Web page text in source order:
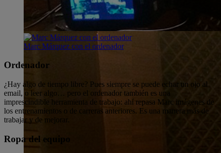
Marc Márquez con el ordenador
Ordenador
¿Hay algo de tiempo libre? Pues siempre se puede echar un ojo al
email, o leer algo… pero el ordenador también es una
imprescindible herramienta de trabajo: ahí repasa Marc imágenes de
los entrenamientos o de carreras anteriores. Es una manera más de
trabajar y de mejorar.
Ropa del equipo